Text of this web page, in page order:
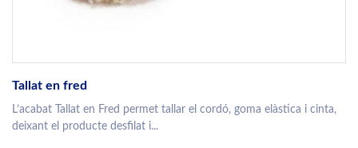
Tallat en fred
L’acabat Tallat en Fred permet tallar el cordó, goma elàstica i cinta,
deixant el producte desfilat i...